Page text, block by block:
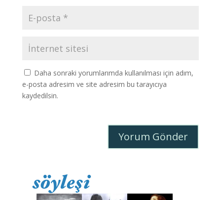
Daha sonraki yorumlarımda kullanılması için adım,
e-posta adresim ve site adresim bu tarayıcıya
kaydedilsin.